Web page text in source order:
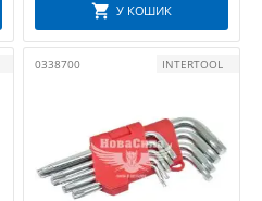
У КОШИК
0338700 INTERTOOL